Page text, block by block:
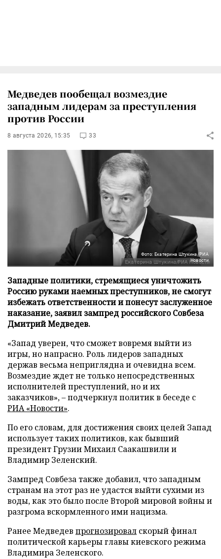
Медведев пообещал возмездие
западным лидерам за преступления
против России
8 августа 2026, 15:35 33
Фото: Екатерина Штукина/РИА
Новости
Западные политики, стремящиеся уничтожить
Россию руками наемных преступников, не смогут
избежать ответственности и понесут заслуженное
наказание, заявил зампред российского Совбеза
Дмитрий Медведев.
«Запад уверен, что сможет вовремя выйти из
игры, но напрасно. Роль лидеров западных
держав весьма неприглядна и очевидна всем.
Возмездие ждет не только непосредственных
исполнителей преступлений, но и их
заказчиков», – подчеркнул политик в беседе с
РИА «Новости».
По его словам, для достижения своих целей Запад
использует таких политиков, как бывший
президент Грузии Михаил Саакашвили и
Владимир Зеленский.
Зампред Совбеза также добавил, что западным
странам на этот раз не удастся выйти сухими из
воды, как это было после Второй мировой войны и
разгрома вскормленного ими нацизма.
Ранее Медведев прогнозировал скорый финал
политической карьеры главы киевского режима
Владимира Зеленского.